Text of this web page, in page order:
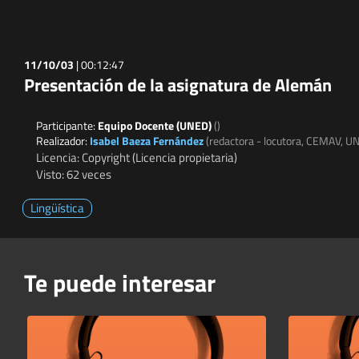
11/10/03 |00:12:47
Presentación de la asignatura de Alemán
Participante: Equipo Docente (UNED)()
Realizador: Isabel Baeza Fernández(redactora - locutora, CEMAV,
Licencia: Copyright (Licencia propietaria)
Visto: 62 veces
Lingüística
Te puede interesar